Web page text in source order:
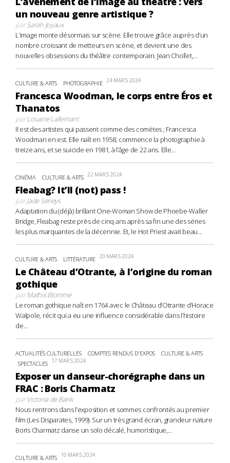
un nouveau genre artistique ?
parSarah Joyaux
L’image monte désormais sur scène. Elle trouve grâce auprès d’un
nombre croissant de metteurs en scène, et devient une des
nouvelles obsessions du théâtre contemporain. Jean Chollet,...
CULTURE & ARTS PHOTOGRAPHIE 24 MARS 2024
Francesca Woodman, le corps entre Éros et
Thanatos
parLouane Lallemant
Il est des artistes qui passent comme des comètes ; Francesca
Woodman en est. Elle naît en 1958, commence la photographie à
treize ans, et se suicide en 1981, à l’âge de 22 ans. Elle...
CINÉMA CULTURE & ARTS 22 MARS 2024
Fleabag? It’ll (not) pass !
parJade Serieys
Adaptation du (déjà) brillant One-Woman Show de Phoebe-Waller
Bridge, Fleabag reste près de cinq ans après sa fin une des séries
les plus marquantes de la décennie. Et, le Hot Priest avait beau...
CULTURE & ARTS LITTÉRATURE 20 MARS 2024
Le Château d’Otrante, à l’origine du roman
gothique
parMathis Blomme
Le roman gothique naît en 1764 avec le Château d’Otrante d’Horace
Walpole, récit qui a eu une influence considérable dans l’histoire
de...
ACTUALITÉS CULTURELLES COMPTES RENDUS D'EXPOS
CULTURE & ARTS
SPECTACLES 17 MARS 2024
Exposer un danseur-chorégraphe dans un
FRAC : Boris Charmatz
parVictoria de Bank
Nous rentrons dans l’exposition et sommes confrontés au premier
film (Les Disparates, 1999). Sur un très grand écran, grandeur nature
Boris Charmatz danse un solo décalé, humoristique,...
CULTURE & ARTS 10 MARS 2024